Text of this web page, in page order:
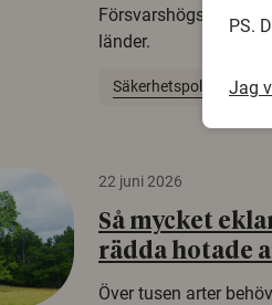
Försvarshögskolan
länder.
Säkerhetspolitik
22 juni 2026
Så mycket
rädda hotade
Över tusen arter
PS.
Jag